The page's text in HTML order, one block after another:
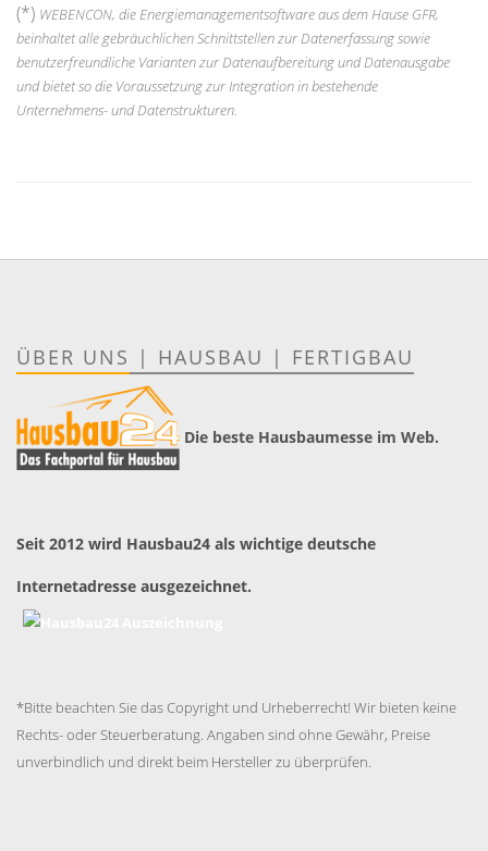
(*) WEBENCON, die Energiemanagementsoftware aus dem Hause GFR,
beinhaltet alle gebräuchlichen Schnittstellen zur Datenerfassung sowie
benutzerfreundliche Varianten zur Datenaufbereitung und Datenausgabe
und bietet so die Voraussetzung zur Integration in bestehende
Unternehmens- und Datenstrukturen.
ÜBER UNS | HAUSBAU | FERTIGBAU
Die beste Hausbaumesse im Web.
Seit 2012 wird Hausbau24 als wichtige deutsche
Internetadresse ausgezeichnet.
*Bitte beachten Sie das Copyright und Urheberrecht! Wir bieten keine
Rechts- oder Steuerberatung. Angaben sind ohne Gewähr, Preise
unverbindlich und direkt beim Hersteller zu überprüfen.